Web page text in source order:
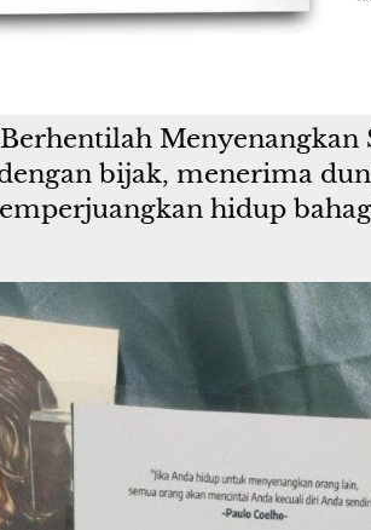
bijak, menerima
hidup